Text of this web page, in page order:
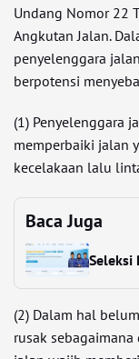
Undang Nomor 22
Angkutan Jalan.
penyelenggara
berpotensi
(1) Penyelenggara
memperbaiki jalan
kecelakaan lalu
Baca Juga
Seleksi
(2) Dalam hal
rusak